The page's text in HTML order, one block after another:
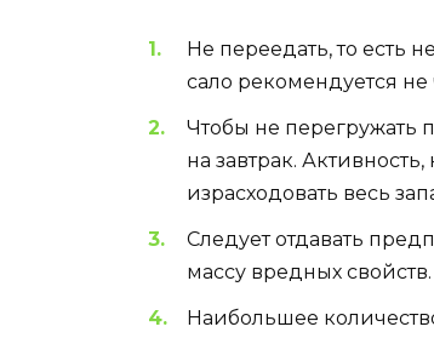
Не переедать, то есть
сало рекомендуется
Чтобы не перегружать
на завтрак.
израсходовать весь
Следует отдавать
массу вредных свойств.
Наибольшее